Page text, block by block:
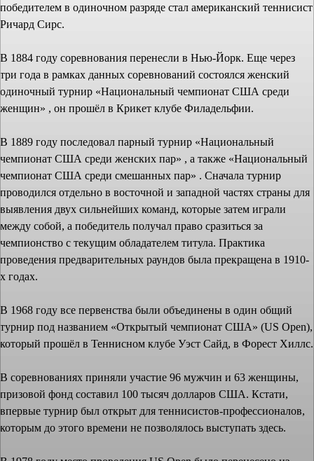
победителем в одиночном разряде стал американский теннисист
Ричард Сирс.
В 1884 году соревнования перенесли в Нью-Йорк. Еще через
три года в рамках данных соревнований состоялся женский
одиночный турнир «Национальный чемпионат США среди
женщин» , он прошёл в Крикет клубе Филадельфии.
В 1889 году последовал парный турнир «Национальный
чемпионат США среди женских пар» , а также «Национальный
чемпионат США среди смешанных пар» . Сначала турнир
проводился отдельно в восточной и западной частях страны для
выявления двух сильнейших команд, которые затем играли
между собой, а победитель получал право сразиться за
чемпионство с текущим обладателем титула. Практика
проведения предварительных раундов была прекращена в 1910-
х годах.
В 1968 году все первенства были объединены в один общий
турнир под названием «Открытый чемпионат США» (US Open),
который прошёл в Теннисном клубе Уэст Сайд, в Форест Хиллс.
В соревнованиях приняли участие 96 мужчин и 63 женщины,
призовой фонд составил 100 тысяч долларов США. Кстати,
впервые турнир был открыт для теннисистов-профессионалов,
которым до этого времени не позволялось выступать здесь.